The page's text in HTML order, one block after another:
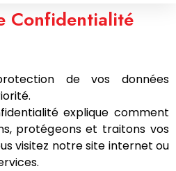
Confidentialité
de vos données
explique comment
protégeons et traitons vos
visitez notre site internet ou